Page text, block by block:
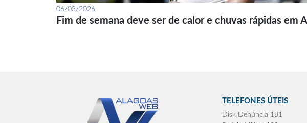
06/03/2026
Fim de semana deve ser de calor e chuvas rápidas em
TELEFONES ÚTEIS
Disk Denúncia 181